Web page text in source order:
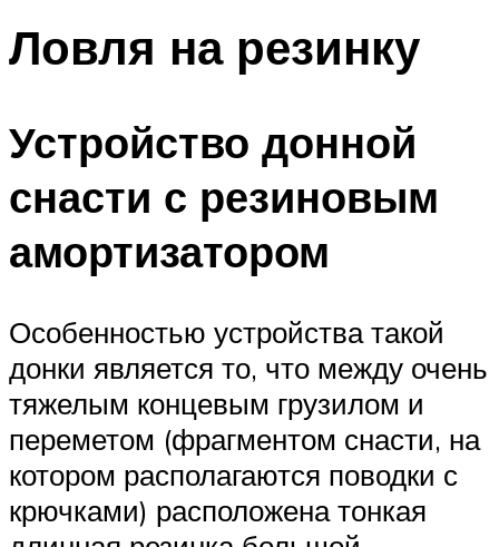
Ловля на резинку
Устройство донной
снасти с резиновым
амортизатором
Особенностью устройства такой
донки является то, что между очень
тяжелым концевым грузилом и
переметом (фрагментом снасти, на
котором располагаются поводки с
крючками) расположена тонкая